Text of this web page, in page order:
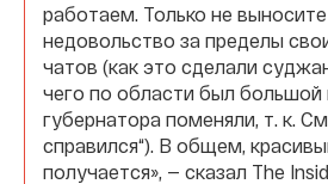
работаем. Только не
недовольство за пределы
чатов (как это сделали
чего по области был
губернатора поменяли, т. к.
справился“). В общем,
получается», — сказал The